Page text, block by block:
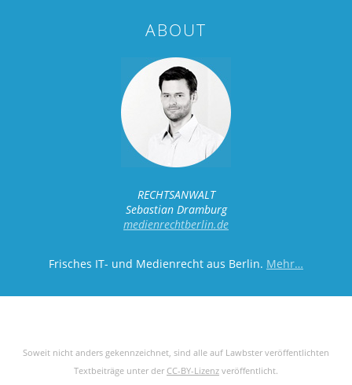
ABOUT
RECHTSANWALT
Sebastian Dramburg
medienrechtberlin.de
Frisches IT- und Medienrecht aus Berlin. Mehr…
Soweit nicht anders gekennzeichnet, sind alle auf Lawbster veröffentlichten
Textbeiträge unter der CC-BY-Lizenz veröffentlicht.